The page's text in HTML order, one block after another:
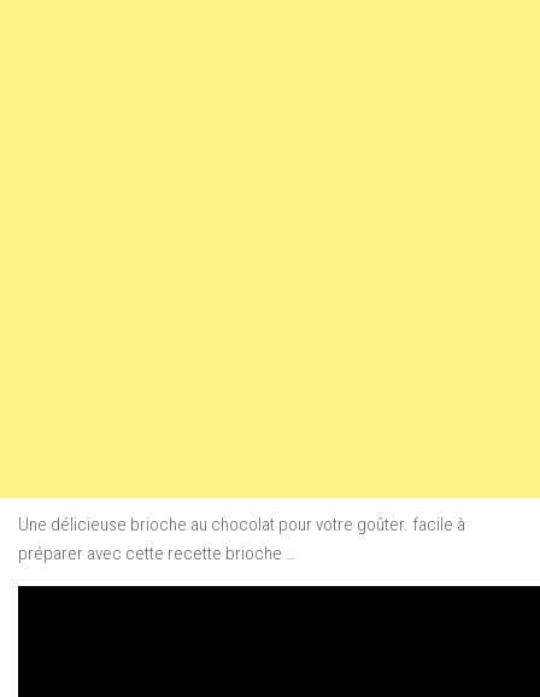
Une délicieuse brioche au chocolat pour votre goûter. facile à
préparer avec cette recette brioche …